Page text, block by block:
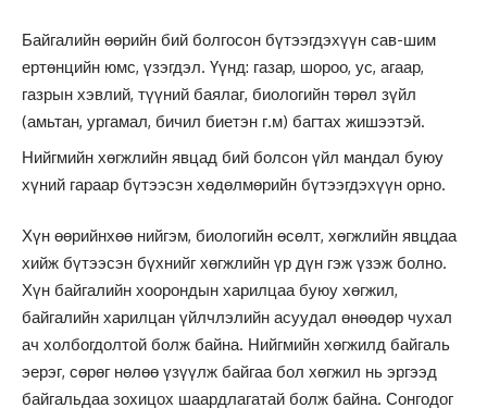
Байгалийн өөрийн бий болгосон бүтээгдэхүүн сав-шим
ертөнцийн юмс, үзэгдэл. Үүнд: газар, шороо, ус, агаар,
газрын хэвлий, түүний баялаг, биологийн төрөл зүйл
(амьтан, ургамал, бичил биетэн г.м) багтах жишээтэй.
Нийгмийн хөгжлийн явцад бий болсон үйл мандал буюу
хүний гараар бүтээсэн хөдөлмөрийн бүтээгдэхүүн орно.
Хүн өөрийнхөө нийгэм, биологийн өсөлт, хөгжлийн явцдаа
хийж бүтээсэн бүхнийг хөгжлийн үр дүн гэж үзэж болно.
Хүн байгалийн хоорондын харилцаа буюу хөгжил,
байгалийн харилцан үйлчлэлийн асуудал өнөөдөр чухал
ач холбогдолтой болж байна. Нийгмийн хөгжилд байгаль
эерэг, сөрөг нөлөө үзүүлж байгаа бол хөгжил нь эргээд
байгальдаа зохицох шаардлагатай болж байна. Сонгодог